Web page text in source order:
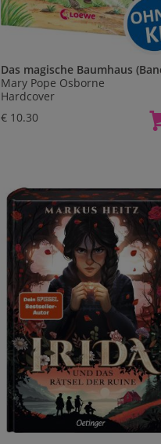
Mary Pope Osborne
Hardcover
€ 10.30